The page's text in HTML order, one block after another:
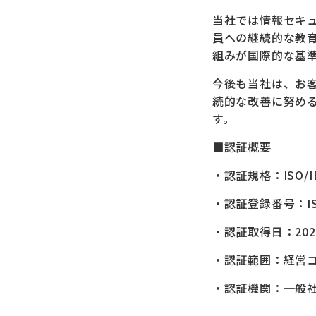
当社では情報セキ
員への継続的な教
組みが国際的な基
今後も当社は、お
続的な改善に努め
す。
■認証概要
・認証規格：
・認証登録番号：
・認証取得日：
・認証範囲：経営
・認証機関：一般